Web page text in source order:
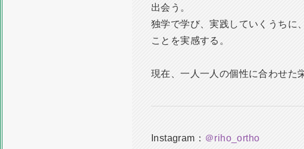
出会う。
独学で学び、実践していくうちに
ことを実感する。
現在、一人一人の個性に合わせた
Instagram： ＠riho_ortho